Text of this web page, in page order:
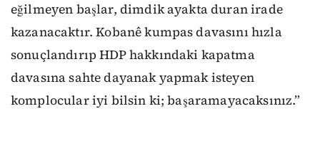
eğilmeyen başlar, dimdik ayakta duran irade
kazanacaktır. Kobanê kumpas davasını hızla
sonuçlandırıp HDP hakkındaki kapatma
davasına sahte dayanak yapmak isteyen
komplocular iyi bilsin ki; başaramayacaksınız.”